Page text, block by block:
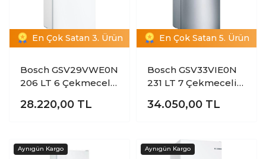
En Çok Satan 3. Ürün
Bosch GSV29VWE0N
206 LT 6 Çekmeceli
Dondurucu
28.220,00 TL
En Çok Satan 5. Ürün
Bosch GSV33VIE0N
231 LT 7 Çekmeceli
Dondurucu
34.050,00 TL